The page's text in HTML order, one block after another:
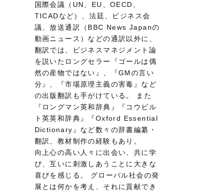
国際会議（UN、EU、OECD、
TICADなど）、法廷、ビジネス会
議、放送通訳（BBC News Japanの
動画ニュース）などの通訳以外に、
翻訳では、ビジネスマネジメント論
を説いたロングセラー『ゴールは偶
然の産物ではない』、『GMの言い
分』、『市場原理主義の害毒』など
の出版翻訳も手がけている。 また
『ロングマン英和辞典』『コウビル
ト英英和辞典』『Oxford Essential
Dictionary』など数々の辞書編纂・
翻訳、教材制作の経験もあり。
向上心の高い人々に出会い、共に学
び、互いに刺激しあうことに大きな
喜びを感じる。 グローバル社会の発
展とは何かを考え、それに貢献でき